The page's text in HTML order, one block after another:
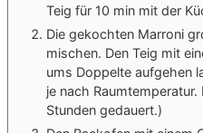
Teig für 10 min mit der
Die gekochten Marroni
mischen. Den Teig mit
ums Doppelte aufgehen
je nach
Stunden gedauert.)